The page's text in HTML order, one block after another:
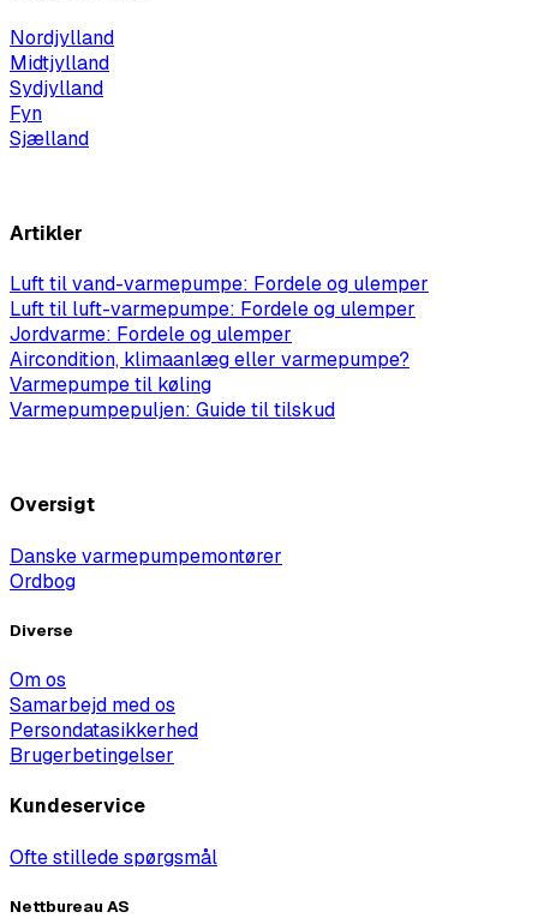
Nordjylland
Midtjylland
Sydjylland
Fyn
Sjælland
Artikler
Luft til vand-varmepumpe: Fordele og ulemper
Luft til luft-varmepumpe: Fordele og ulemper
Jordvarme: Fordele og ulemper
Aircondition, klimaanlæg eller varmepumpe?
Varmepumpe til køling
Varmepumpepuljen: Guide til tilskud
Oversigt
Danske varmepumpemontører
Ordbog
Diverse
Om os
Samarbejd med os
Persondatasikkerhed
Brugerbetingelser
Kundeservice
Ofte stillede spørgsmål
Nettbureau AS